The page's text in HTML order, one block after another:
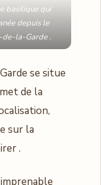
basilique qui
depuis le
de-la-Garde .
se situe
de la
sur la
.